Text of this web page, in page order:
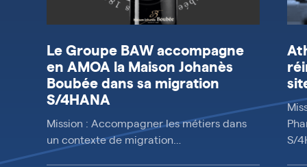
Le Groupe BAW accompagne
en AMOA la Maison Johanès
Boubée dans sa migration
S/4HANA
Mission : Accompagner les métiers dans
un contexte de migration…
S/